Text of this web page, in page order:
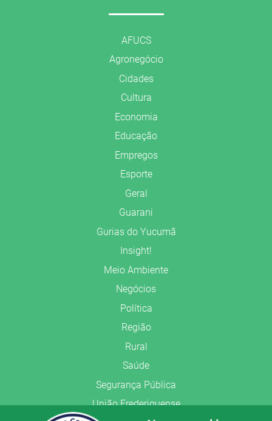
AFUCS
Agronegócio
Cidades
Cultura
Economia
Educação
Empregos
Esporte
Geral
Guarani
Gurias do Yucumã
Insight!
Meio Ambiente
Negócios
Política
Região
Rural
Saúde
Segurança Pública
União Frederiquense